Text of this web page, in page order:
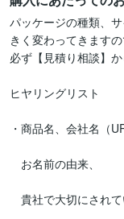
パッケージの種類、
きく変わってきます
必ず【見積り相談】
ヒヤリングリスト
・商品名、会社名（
お名前の由来、
貴社で大切にされ